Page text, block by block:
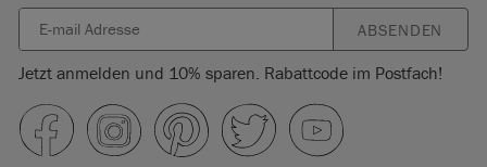
ABSENDEN
Jetzt anmelden und 10% sparen. Rabattcode im Postfach!